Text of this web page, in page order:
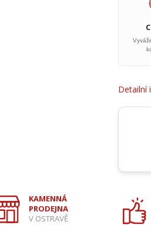
Detailní
KAMENNÁ
PRODEJNA
V OSTRAVĚ